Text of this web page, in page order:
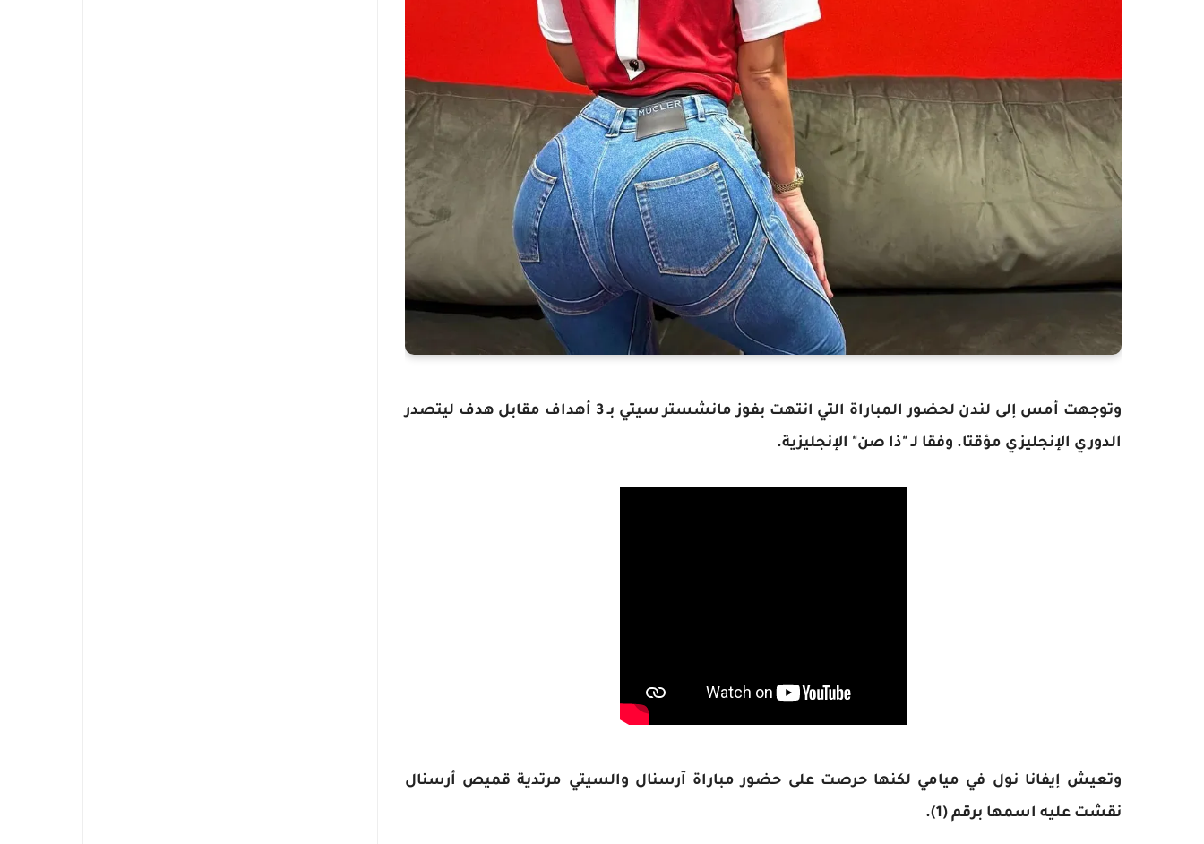
وتوجهت أمس إلى لندن لحضور المباراة التي انتهت بفوز مانشستر سيتي بـ 3 أهداف مقابل هدف ليتصدر
الدوري الإنجليزي مؤقتا. وفقا لـ "ذا صن" الإنجليزية.
وتعيش إيفانا نول في ميامي لكنها حرصت على حضور مباراة آرسنال والسيتي مرتدية قميص أرسنال
نقشت عليه اسمها برقم (1).